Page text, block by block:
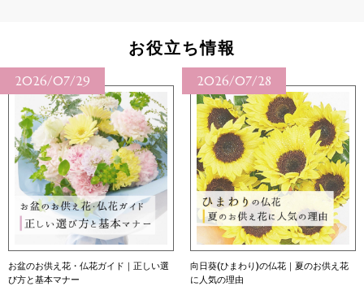
お役立ち情報
2026/07/29
お盆のお供え花・仏花ガイド｜正しい選
び方と基本マナー
2026/07/28
向日葵(ひまわり)の仏花｜夏のお供え花
に人気の理由